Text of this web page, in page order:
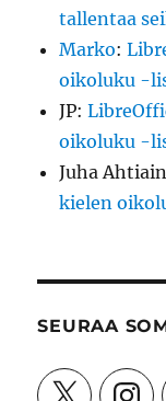
tallentaa
Marko:
oikoluku -
JP:
oikoluku -
Juha
kielen
SEURAA
X